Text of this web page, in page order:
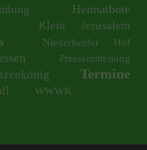
Heimatbote
Klein Jerusalem
Niederheider Hof
Pressemitteilung
Termine
WWWK